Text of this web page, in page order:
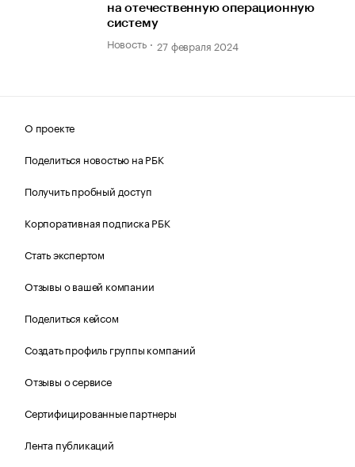
на отечественную операционную
систему
Новость 27 февраля 2024
О проекте
Поделиться новостью на РБК
Получить пробный доступ
Корпоративная подписка РБК
Стать экспертом
Отзывы о вашей компании
Поделиться кейсом
Создать профиль группы компаний
Отзывы о сервисе
Сертифицированные партнеры
Лента публикаций